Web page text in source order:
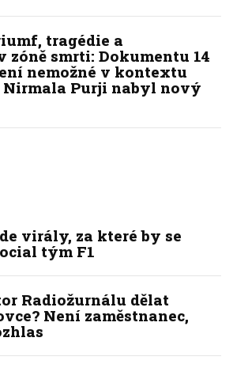
tragédie a
zóně smrti: Dokumentu 14
nemožné v kontextu
Purji nabyl nový
virály, za které by se
tým F1
Radiožurnálu dělat
Není zaměstnanec,